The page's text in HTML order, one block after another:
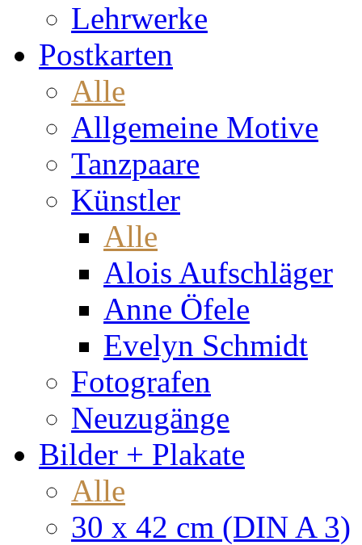
Lehrwerke
Postkarten
Alle
Allgemeine Motive
Tanzpaare
Künstler
Alle
Alois Aufschläger
Anne Öfele
Evelyn Schmidt
Fotografen
Neuzugänge
Bilder + Plakate
Alle
30 x 42 cm (DIN A 3)